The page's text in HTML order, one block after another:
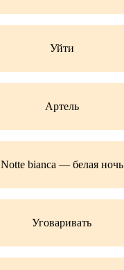
Уйти
Артель
Notte bianca — белая ночь
Уговаривать